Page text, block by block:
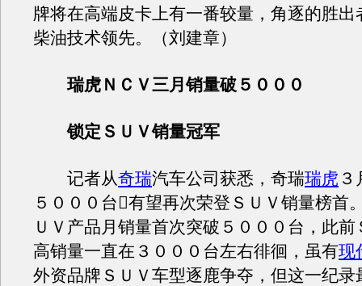
牌将在高端皮卡上有一番较量，角逐的胜出
柴油技术领先。（刘建章）
瑞虎ＮＣＶ三月销量破５０００
锁定ＳＵＶ销量冠军
记者从奇瑞汽车公司获悉，奇瑞瑞虎
５０００台有望再次荣登ＳＵＶ销量榜首
ＵＶ产品月销量首次突破５０００台，此
高销量一直在３０００台左右徘徊，虽有现
外资品牌ＳＵＶ车型逐鹿争夺，但这一纪录